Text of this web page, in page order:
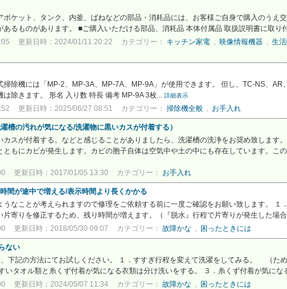
ケット、タンク、内釜、ばねなどの部品・消耗品には、お客様ご自身で購入のうえ
るものがあります。 ■ご購入いただける部品、消耗品 本体付属品 取扱説明書に取り
更新日時：2024/01/11 20:22 カテゴリー： キッチン家電 , 映像情報機器 , 生
掃除機には「MP-2、MP-3A、MP-7A、MP-9A」が使用できます。 但し、TC-NS、
除きます。 形名 入り数 特長 備考 MP-9A 3枚... 詳細表示
更新日時：2025/06/27 08:51 カテゴリー： 掃除機全般 , お手入れ
槽の汚れが気になる/洗濯物に黒いカスが付着する）
スが付着する。などと感じることがありましたら、洗濯槽の洗浄をお奨め致します
もにカビが発生します。カビの胞子自体は空気中や土の中にも存在しています。こ
更新日時：2017/01/05 13:30 カテゴリー： お手入れ
間が途中で増える/表示時間より長くかかる
なことが考えられますので修理をご依頼する前に一度ご確認をお願い致します。 １
寄りを修正するため、残り時間が増えます。（『脱水』行程で片寄りが発生した場
更新日時：2018/05/30 09:07 カテゴリー： 故障かな , 困ったときには
ない
下記の方法にてお試しください。 １．すすぎ行程を変えて洗濯をしてみる。 （た
いタオル類と糸くず付着が気になる衣類は分け洗いをする。 ３．糸くず付着が気に
更新日時：2024/05/07 11:34 カテゴリー： 故障かな , 困ったときには